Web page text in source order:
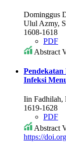
Dominggus
Ulul Azmy,
1608-1618
PDF
Abstract
Infeksi
Iin Fadhilah,
1619-1628
PDF
Abstract
https://